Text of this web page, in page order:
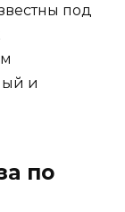
под
и
по